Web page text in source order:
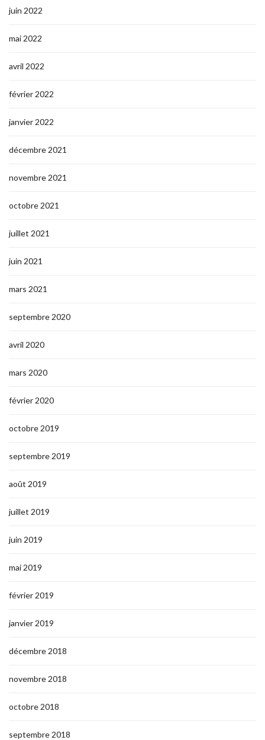
juin 2022
mai 2022
avril 2022
février 2022
janvier 2022
décembre 2021
novembre 2021
octobre 2021
juillet 2021
juin 2021
mars 2021
septembre 2020
avril 2020
mars 2020
février 2020
octobre 2019
septembre 2019
août 2019
juillet 2019
juin 2019
mai 2019
février 2019
janvier 2019
décembre 2018
novembre 2018
octobre 2018
septembre 2018